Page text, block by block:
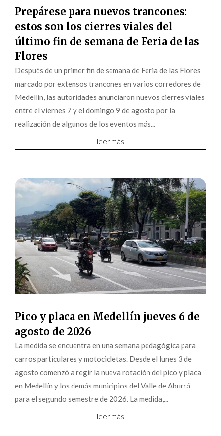
Prepárese para nuevos trancones:
estos son los cierres viales del
último fin de semana de Feria de las
Flores
Después de un primer fin de semana de Feria de las Flores
marcado por extensos trancones en varios corredores de
Medellín, las autoridades anunciaron nuevos cierres viales
entre el viernes 7 y el domingo 9 de agosto por la
realización de algunos de los eventos más...
leer más
Pico y placa en Medellín jueves 6 de
agosto de 2026
La medida se encuentra en una semana pedagógica para
carros particulares y motocicletas. Desde el lunes 3 de
agosto comenzó a regir la nueva rotación del pico y placa
en Medellín y los demás municipios del Valle de Aburrá
para el segundo semestre de 2026. La medida,...
leer más